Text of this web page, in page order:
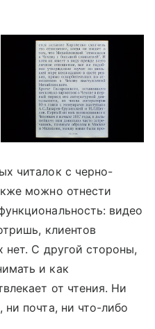
читалок с черно-
можно отнести
видео
клиентов
нет. С другой стороны,
и как
от чтения. Ни
ни почта, ни что-либо